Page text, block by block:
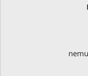
nemu